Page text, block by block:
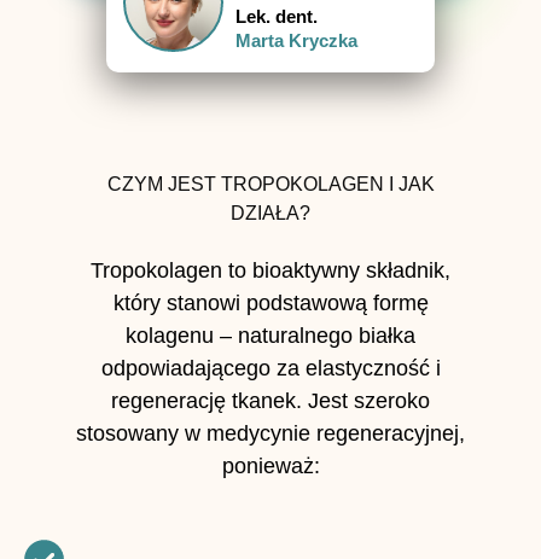
Lek. dent.
Marta Kryczka
Tropokolagen to bioaktywny składnik,
który stanowi podstawową formę
kolagenu – naturalnego białka
odpowiadającego za elastyczność i
regenerację tkanek. Jest szeroko
stosowany w medycynie regeneracyjnej,
ponieważ:
CZYM JEST TROPOKOLAGEN I JAK
DZIAŁA?